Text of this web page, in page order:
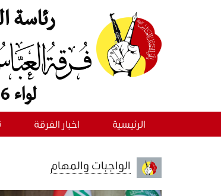
رئاسة
لواء 26
الرئيسية اخبار الفرقة
الواجبات والمهام